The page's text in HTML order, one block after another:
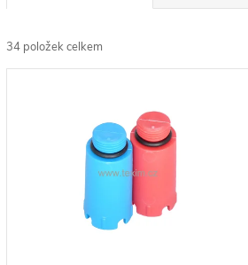
a
z
34 položek celkem